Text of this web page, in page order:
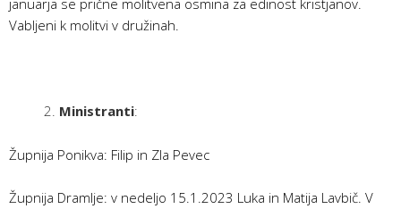
januarja se prične molitvena osmina za edinost kristjanov.
Vabljeni k molitvi v družinah.
Ministranti:
Župnija Ponikva: Filip in Zla Pevec
Župnija Dramlje: v nedeljo 15.1.2023 Luka in Matija Lavbič. V